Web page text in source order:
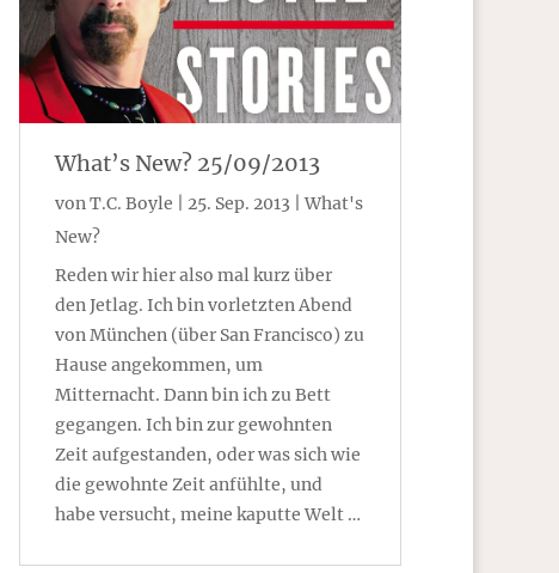
What’s New? 25/09/2013
vonT.C. Boyle 25. Sep. 2013 |What's
New?
Reden wir hier also mal kurz über
den Jetlag. Ich bin vorletzten Abend
von München (über San Francisco) zu
Hause angekommen, um
Mitternacht. Dann bin ich zu Bett
gegangen. Ich bin zur gewohnten
Zeit aufgestanden, oder was sich wie
die gewohnte Zeit anfühlte, und
habe versucht, meine kaputte Welt …